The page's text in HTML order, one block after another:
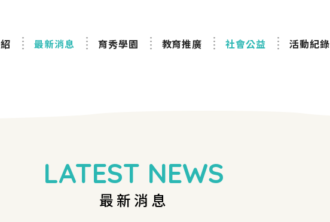
最新消息 育秀學園 教育推廣 社會公益 活動紀錄
LATEST NEWS
最新消息